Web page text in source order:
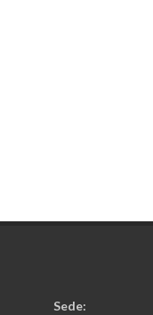
Sede: